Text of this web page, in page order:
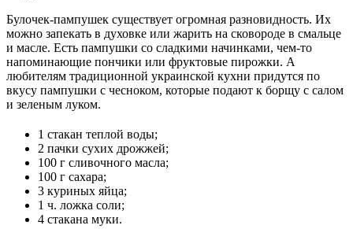
Булочек-пампушек существует огромная разновидность. Их
можно запекать в духовке или жарить на сковороде в смальце
и масле. Есть пампушки со сладкими начинками, чем-то
напоминающие пончики или фруктовые пирожки. А
любителям традиционной украинской кухни придутся по
вкусу пампушки с чесноком, которые подают к борщу с салом
и зеленым луком.
1 стакан теплой воды;
2 пачки сухих дрожжей;
100 г сливочного масла;
100 г сахара;
3 куриных яйца;
1 ч. ложка соли;
4 стакана муки.